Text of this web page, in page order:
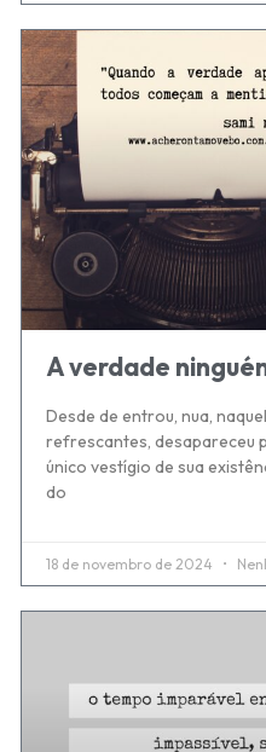
A verdade
Desde de entrou, nua,
refrescantes, desapareceu
único vestígio de sua
do
18 de novembro de 2024